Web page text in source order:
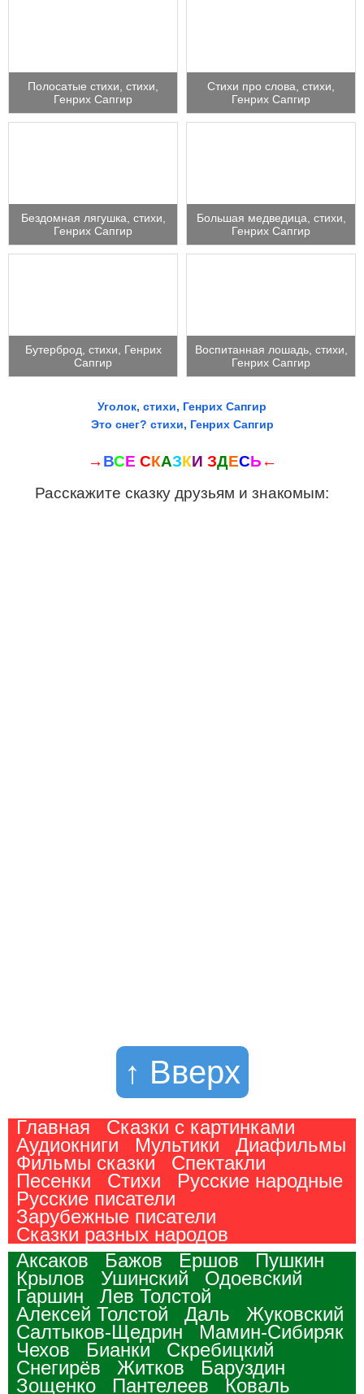
Полосатые стихи, стихи,
Генрих Сапгир
Стихи про слова, стихи,
Генрих Сапгир
Бездомная лягушка, стихи,
Генрих Сапгир
Большая медведица, стихи,
Генрих Сапгир
Бутерброд, стихи, Генрих
Сапгир
Воспитанная лошадь, стихи,
Генрих Сапгир
Уголок, стихи, Генрих Сапгир
Это снег? стихи, Генрих Сапгир
→ ВСЕ СКАЗКИ ЗДЕСЬ ←
Расскажите сказку друзьям и знакомым:
↑ Вверх
Главная
Сказки с картинками
Аудиокниги
Мультики
Диафильмы
Фильмы сказки
Спектакли
Песенки
Стихи
Русские народные
Русские писатели
Зарубежные писатели
Сказки разных народов
Аксаков
Бажов Ершов
Пушкин
Крылов
Ушинский
Одоевский
Гаршин
Лев Толстой
Алексей Толстой
Даль
Жуковский
Салтыков-Щедрин
Мамин-Сибиряк
Чехов
Бианки
Скребицкий
Снегирёв
Житков
Баруздин
Зощенко
Пантелеев
Коваль